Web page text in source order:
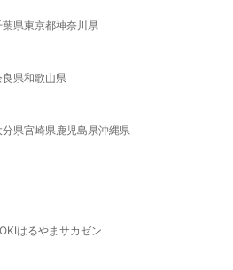
葉県東京都神奈川県
良県和歌山県
分県宮崎県鹿児島県沖縄県
はるやま サカゼン